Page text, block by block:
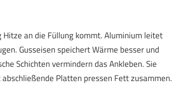
an die Füllung kommt. Aluminium leitet
Gusseisen speichert Wärme besser und
Schichten vermindern das Ankleben. Sie
Platten pressen Fett zusammen.